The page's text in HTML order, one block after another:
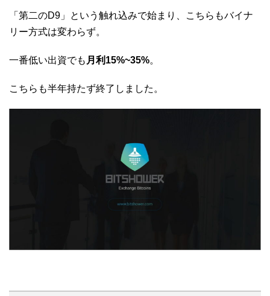
「第二のD9」という触れ込みで始まり、こちらもバイナ
リー方式は変わらず。
一番低い出資でも 月利15%~35%。
こちらも半年持たず終了しました。